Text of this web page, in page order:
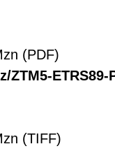
(PDF)
ETRS89-
(TIFF)